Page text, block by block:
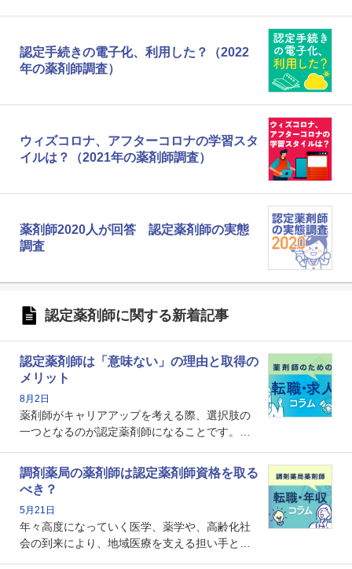
認定手続きの電子化、利用した？（2022
年の薬剤師調査）
ウィズコロナ、アフターコロナの学習スタ
イルは？（2021年の薬剤師調査）
薬剤師2020人が回答 認定薬剤師の実態
調査
認定薬剤師に関する新着記事
認定薬剤師は「意味ない」の理由と取得の
メリット
8月2日
薬剤師がキャリアアップを考える際、選択肢の
一つとなるのが認定薬剤師になることです。し
という声を聞いたことがあるかもしれません。
本記事では、認定薬剤師が「意味ない」といわ
れる理由や、取得するメリット、年収・キャリ
アへの影響を解説します。
調剤薬局の薬剤師は認定薬剤師資格を取る
べき？
5月21日
年々高度になっていく医学、薬学や、高齢化社
会の到来により、地域医療を支える担い手とし